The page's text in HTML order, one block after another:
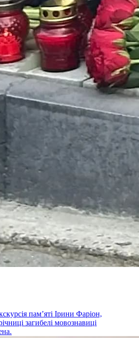
памʼяті Ірини Фаріон,
загибелі мовознавиці